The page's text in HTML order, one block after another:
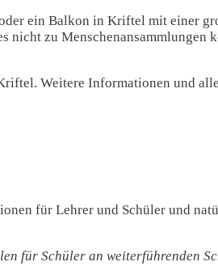
ein Balkon in Kriftel mit einer
nicht zu
Weitere Informationen und
für Lehrer und Schüler und
für Schüler an weiterführenden